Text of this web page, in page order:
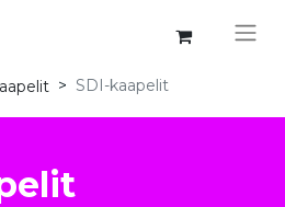
> SDI-kaapelit